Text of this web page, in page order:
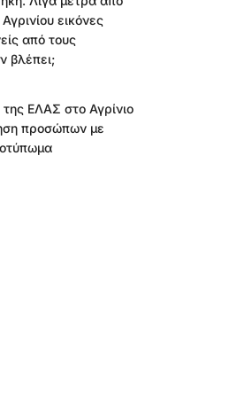
εικόνες
από τους
βλέπει;
ΕΛΑΣ στο Αγρίνιο
προσώπων με